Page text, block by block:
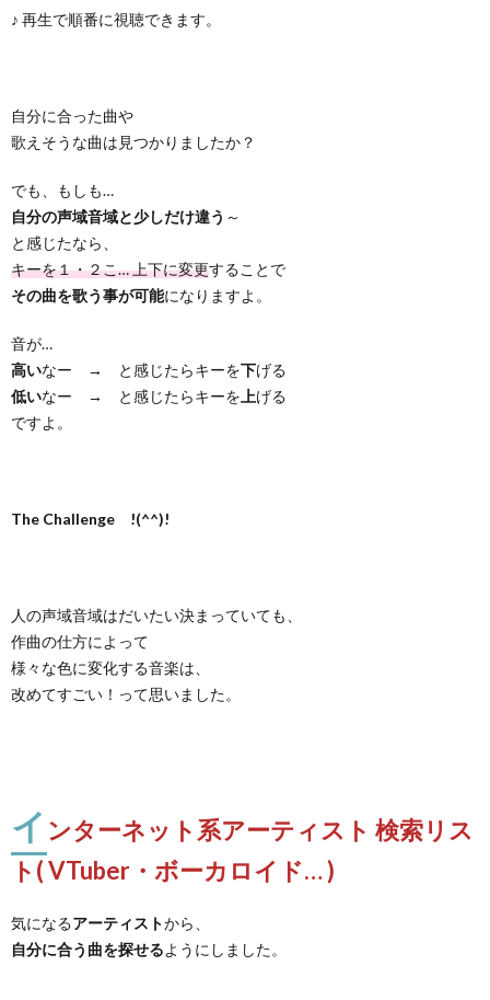
♪ 再生で順番に視聴できます。
自分に合った曲や
歌えそうな曲は見つかりましたか？
でも、もしも…
自分の声域音域と少しだけ違う ～
と感じたなら、
キーを１・２こ… 上下に変更することで
その曲を歌う事が可能になりますよ。
音が…
高いなー → と感じたらキーを下げる
低いなー → と感じたらキーを 上げる
ですよ。
The Challenge !(^^)!
人の声域音域はだいたい決まっていても、
作曲の仕方によって
様々な色に変化する音楽は、
改めてすごい！って思いました。
イ ンターネット系アーティスト 検索リス
ト( VTuber・ボーカロイド… )
気になるアーティストから、
自分に合う曲を探せるようにしました。